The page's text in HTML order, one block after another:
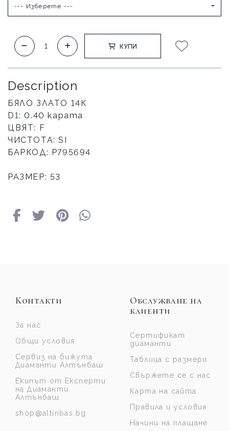
--- Изберете ---
КУПИ
Description
БЯЛО ЗЛАТО 14К
D1: 0.40 карата
ЦВЯТ: F
ЧИСТОТА: SI
БАРКОД: Р795694
РАЗМЕР: 53
Контакти
За нас
Общи условия
Сервиз на бижута
Диаманти Алтънбаш
Екипът от Експерти
на Диаманти
Алтънбаш
shop@altinbas.bg
Обслужване на
клиенти
Сертификат
диаманти
Таблица с размери
Свържете се с нас
Карта на сайта
Правила и условия
Начини на плащане